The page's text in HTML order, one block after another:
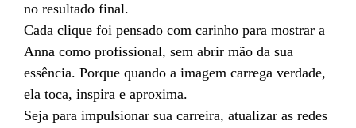
no resultado final.
Cada clique foi pensado com carinho para mostrar a
Anna como profissional, sem abrir mão da sua
essência. Porque quando a imagem carrega verdade,
ela toca, inspira e aproxima.
Seja para impulsionar sua carreira, atualizar as redes